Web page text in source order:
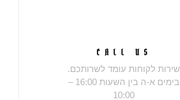
CALL US
שירות לקוחות עומד לשרותכם.
בימים א-ה בין השעות 16:00 –
10:00